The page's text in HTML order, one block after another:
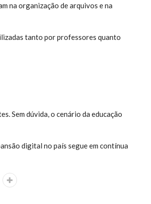
na organização de arquivos e na
tanto por professores quanto
Sem dúvida, o cenário da educação
digital no país segue em contínua